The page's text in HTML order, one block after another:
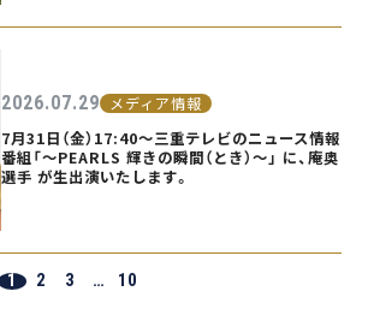
2026.07.29 メディア情報
7月31日（金）17:40〜三重テレビのニュース情報
番組「〜PEARLS 輝きの瞬間（とき）〜」 に、庵奥
選手 が生出演いたします。
1 2 3 … 10